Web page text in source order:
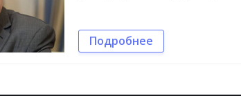
Подробнее